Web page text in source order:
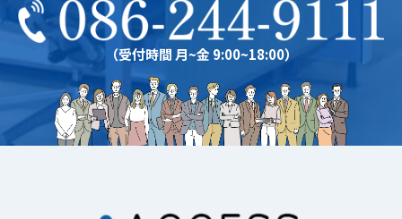
（受付時間 月~金 9:00~18:00）